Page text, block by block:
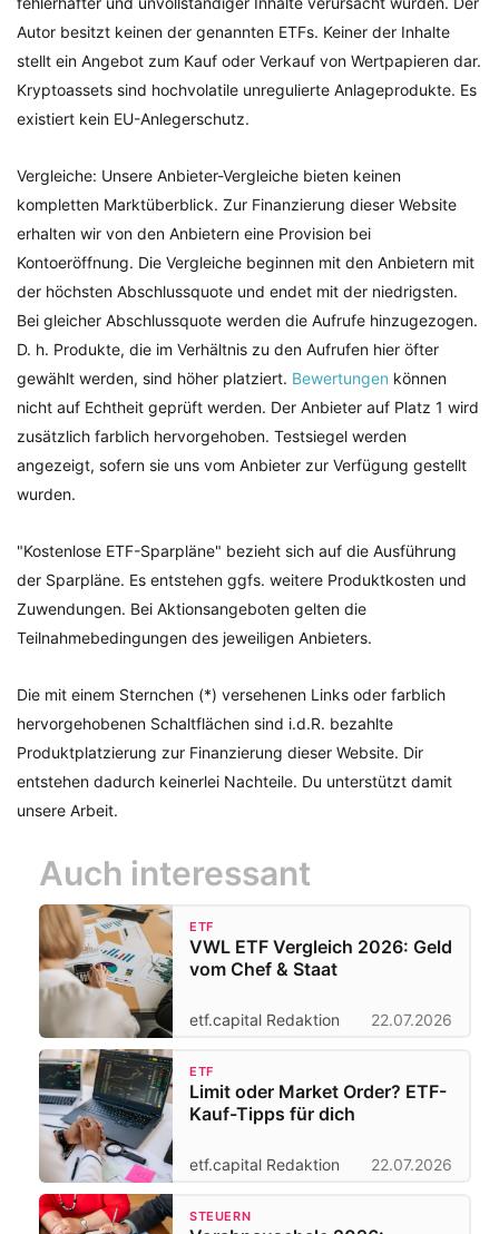
Autor besitzt keinen der genannten ETFs. Keiner der Inhalte
stellt ein Angebot zum Kauf oder Verkauf von Wertpapieren dar.
Kryptoassets sind hochvolatile unregulierte Anlageprodukte. Es
existiert kein EU-Anlegerschutz.
Vergleiche: Unsere Anbieter-Vergleiche bieten keinen
kompletten Marktüberblick. Zur Finanzierung dieser Website
erhalten wir von den Anbietern eine Provision bei
Kontoeröffnung. Die Vergleiche beginnen mit den Anbietern mit
der höchsten Abschlussquote und endet mit der niedrigsten.
Bei gleicher Abschlussquote werden die Aufrufe hinzugezogen.
D. h. Produkte, die im Verhältnis zu den Aufrufen hier öfter
gewählt werden, sind höher platziert. Bewertungen können
nicht auf Echtheit geprüft werden. Der Anbieter auf Platz 1 wird
zusätzlich farblich hervorgehoben. Testsiegel werden
angezeigt, sofern sie uns vom Anbieter zur Verfügung gestellt
wurden.
"Kostenlose ETF-Sparpläne" bezieht sich auf die Ausführung
der Sparpläne. Es entstehen ggfs. weitere Produktkosten und
Zuwendungen. Bei Aktionsangeboten gelten die
Teilnahmebedingungen des jeweiligen Anbieters.
Die mit einem Sternchen (*) versehenen Links oder farblich
hervorgehobenen Schaltflächen sind i.d.R. bezahlte
Produktplatzierung zur Finanzierung dieser Website. Dir
entstehen dadurch keinerlei Nachteile. Du unterstützt damit
unsere Arbeit.
Auch interessant
ETF
VWL ETF Vergleich 2026: Geld
vom Chef & Staat
etf.capital Redaktion 22.07.2026
ETF
Limit oder Market Order? ETF-
Kauf-Tipps für dich
etf.capital Redaktion 22.07.2026
STEUERN